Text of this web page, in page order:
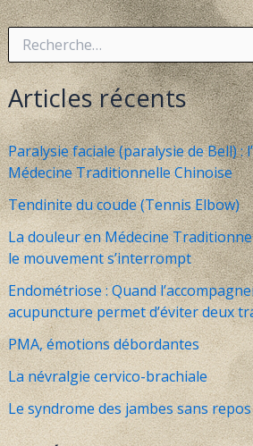
R
e
c
h
e
r
c
h
e
r
:
Articles récents
Paralysie faciale (paralysie de Bell) :
Médecine Traditionnelle Chinoise
Tendinite du coude (Tennis Elbow)
La douleur en Médecine
le mouvement s’interrompt
Endométriose : Quand
acupuncture permet d’éviter deux
PMA, émotions débordantes
La névralgie cervico-brachiale
Le syndrome des jambes sans repos